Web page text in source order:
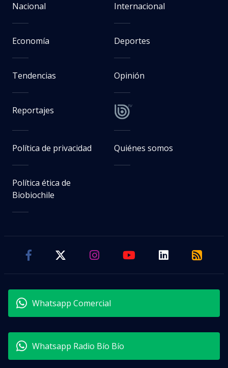
Nacional Internacional
Economía Deportes
Tendencias Opinión
Reportajes
Política de privacidad Quiénes somos
Política ética de
Biobiochile
Whatsapp Comercial
Whatsapp Radio Bío Bío